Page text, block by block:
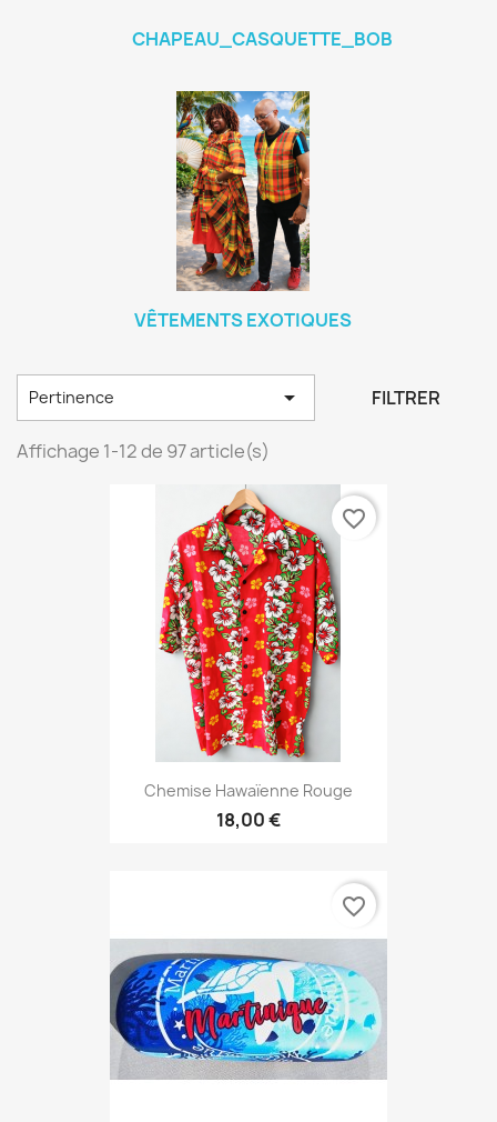
CHAPEAU_CASQUETTE_BOB
VÊTEMENTS EXOTIQUES
Pertinence  FILTRER
Affichage 1-12 de 97 article(s)
Chemise Hawaïenne Rouge
18,00 €
favorite_border
favorite_border